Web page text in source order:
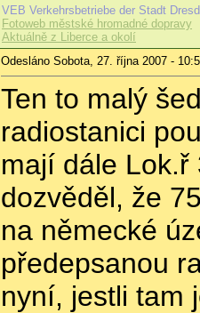
VEB Verkehrsbetriebe der Stadt
Fotoweb městské hromadné dopravy
Aktuálně z Liberce a okolí
Odesláno Sobota, 27. října 2007 -
Ten to malý
radiostanici
mají dále Lok.ř
dozvěděl, že
na německé
předepsanou
nyní, jestli tam